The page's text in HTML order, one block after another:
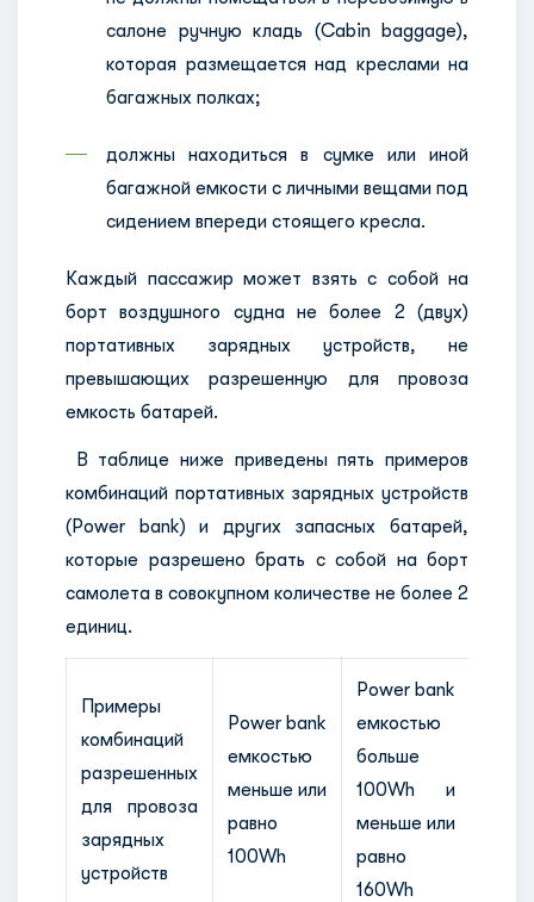
салоне ручную кладь (Cabin baggage),
которая размещается над креслами на
багажных полках;
должны находиться в сумке или иной
багажной емкости с личными вещами под
сидением впереди стоящего кресла.
Каждый пассажир может взять с собой на
борт воздушного судна не более 2 (двух)
портативных зарядных устройств, не
превышающих разрешенную для провоза
емкость батарей.
В таблице ниже приведены пять примеров
комбинаций портативных зарядных устройств
(Power bank) и других запасных батарей,
которые разрешено брать с собой на борт
самолета в совокупном количестве не более 2
единиц.
Примеры
комбинаций
разрешенных
для провоза
зарядных
устройств
Power bank
емкостью
меньше или
равно
100Wh
Power bank
емкостью
больше
100Wh и
меньше или
равно
160Wh